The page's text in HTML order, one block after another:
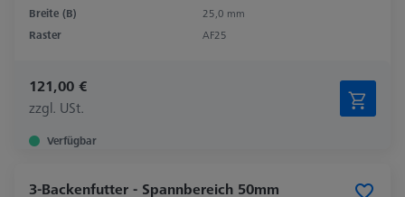
Breite (B)
25,0 mm
Raster
AF25
121,00 €
zzgl. USt.
Verfügbar
3-Backenfutter - Spannbereich 50mm